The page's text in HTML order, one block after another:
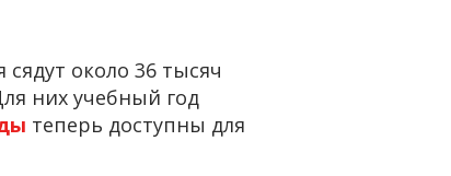
около 36 тысяч
них учебный год
теперь доступны для